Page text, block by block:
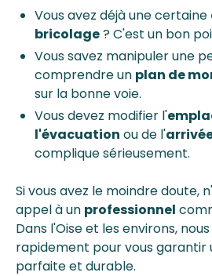
Vous avez déjà une certaine
bricolage? C'est un bon
Vous savez manipuler une
comprendre un plan de
sur la bonne voie.
Vous devez modifier l'
l'évacuation ou de l'
complique sérieusement.
Si vous avez le moindre doute,
appel à un professionnel
Dans l'Oise et les environs,
rapidement pour vous garantir
parfaite et durable.